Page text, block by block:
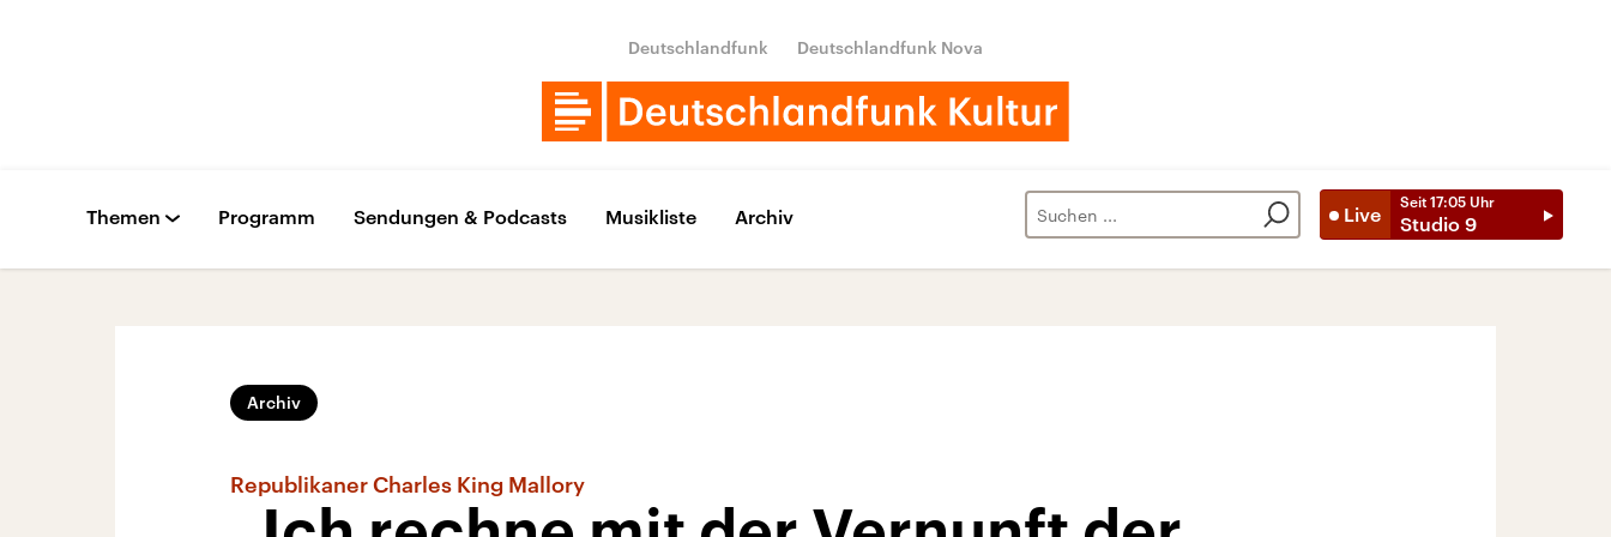
Deutschlandfunk Deutschlandfunk Nova
Live
Seit 17:05 Uhr
Studio 9
Themen Programm Sendungen & Podcasts Musikliste Archiv
Archiv
Republikaner Charles King Mallory